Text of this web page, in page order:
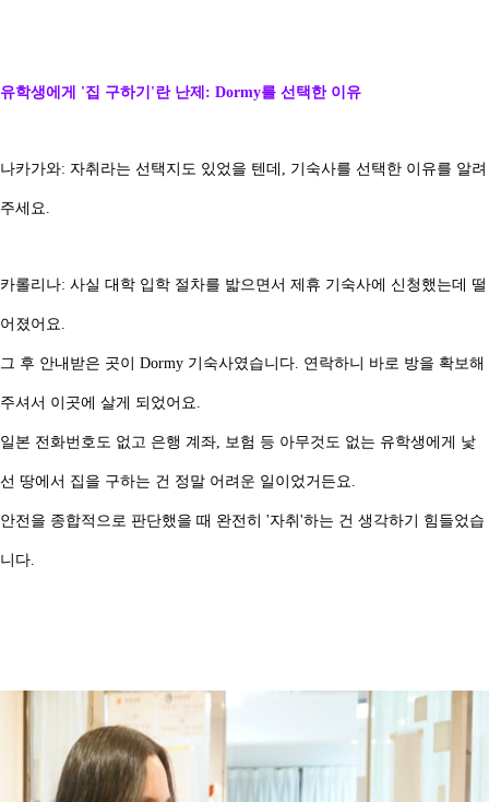
유학생에게 '집 구하기'란 난제: Dormy를 선택한 이유
나카가와: 자취라는 선택지도 있었을 텐데, 기숙사를 선택한 이유를 알려
주세요.
카롤리나: 사실 대학 입학 절차를 밟으면서 제휴 기숙사에 신청했는데 떨
어졌어요.
그 후 안내받은 곳이 Dormy 기숙사였습니다. 연락하니 바로 방을 확보해
주셔서 이곳에 살게 되었어요.
일본 전화번호도 없고 은행 계좌, 보험 등 아무것도 없는 유학생에게 낯
선 땅에서 집을 구하는 건 정말 어려운 일이었거든요.
안전을 종합적으로 판단했을 때 완전히 '자취'하는 건 생각하기 힘들었습
니다.